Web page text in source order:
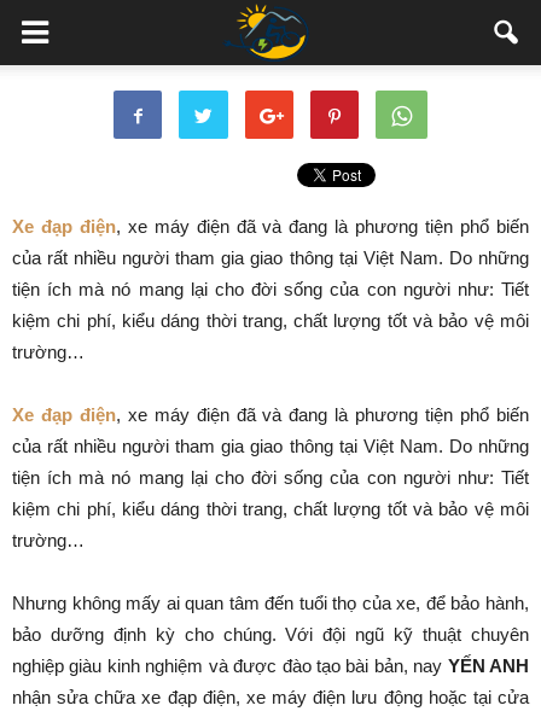
Xe đạp điện, xe máy điện đã và đang là phương tiện phổ biến
của rất nhiều người tham gia giao thông tại Việt Nam. Do những
tiện ích mà nó mang lại cho đời sống của con người như: Tiết
kiệm chi phí, kiểu dáng thời trang, chất lượng tốt và bảo vệ môi
trường…
Xe đạp điện, xe máy điện đã và đang là phương tiện phổ biến
của rất nhiều người tham gia giao thông tại Việt Nam. Do những
tiện ích mà nó mang lại cho đời sống của con người như: Tiết
kiệm chi phí, kiểu dáng thời trang, chất lượng tốt và bảo vệ môi
trường…
Nhưng không mấy ai quan tâm đến tuổi thọ của xe, để bảo hành,
bảo dưỡng định kỳ cho chúng. Với đội ngũ kỹ thuật chuyên
nghiệp giàu kinh nghiệm và được đào tạo bài bản, nay YẾN ANH
nhận sửa chữa xe đạp điện, xe máy điện lưu động hoặc tại cửa